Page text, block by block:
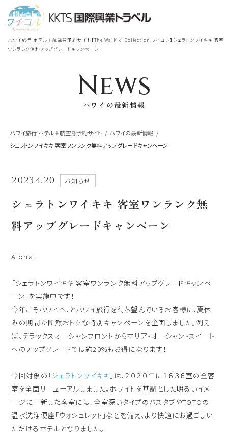
ハワイ旅行 ホテル＋航空券予約サイト【The Waikiki Collection ワイコレ】シェラトンワイキキ 客室
ワンランク無料アップグレードキャンペーン
News
ハワイの最新情報
ハワイ旅行 ホテル＋航空券予約サイト
ハワイの最新情報
シェラトンワイキキ 客室ワンランク無料アップグレードキャンペーン
2023.4.20 お知らせ
シェラトンワイキキ 客室ワンランク無
料アップグレードキャンペーン
Aloha!
「シェラトンワイキキ 客室ワンランク無料アップグレードキャンペ
ーン」を実施中です！
今年こそハワイへ、とハワイ旅行を待ち望んでいるお客様に、夏休
みの期間が断然おトクな特別キャンペーンを企画しました。例え
ば、デラックスオーシャンフロントからマリア・オーシャン・スイート
へのアップグレードでは約20%もお得になります！
今回対象の「シェラトンワイキキ 」は、２０２０年に１６３６室の全客
室を全面リニューアルしました。ホワイトを基調とした明るいイメ
ージに一新した客室には、全室深いタイプのバスタブやTOTOの
温水洗浄便座「ウォシュレット」などを備え、より快適にお過ごしい
ただけるホテルとなりました。
TOP
ロイヤルハワイアンラグジュアリー
モアナサーフライダー
シェラトン・プリンセスカイウラニ・ワイ
キキ・ビーチ
キャンペーン
5つの特徴
よくあるご質問
ハワイの最新情報
お問い合わせ
ご予約の流れ
宿泊 ＋ 航空券
シェラトン・ワイキキ・ビーチリ
到着地
座席クラス
2026年8月27日(木)
現地出発日
2026年8月31日(月)
泊数 部屋数
大人2名/子供0名/添い寝0名/幼児 0名
宿泊+航空券を検索